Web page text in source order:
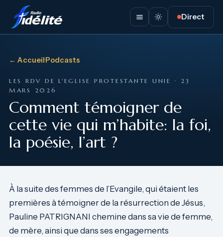
Direct
← Accueil·Podcasts
LES RDV DE L'EGLISE PROTESTANTE UNIE · 23
MARS 2026
Comment témoigner de
cette vie qui m’habite: la foi,
la poésie, l’art ?
À la suite des femmes de l’Evangile, qui étaient les
premières à témoigner de la résurrection de Jésus,
Pauline PATRIGNANI chemine dans sa vie de femme,
de mère, ainsi que dans ses engagements